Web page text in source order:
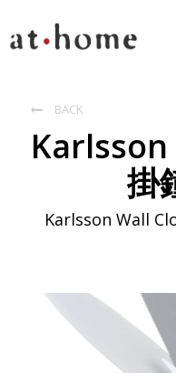
 BACK
掛
Karlsson Wall